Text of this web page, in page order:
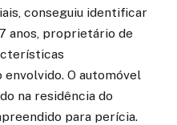
conseguiu identificar
anos, proprietário de
O automóvel
na residência do
para perícia.